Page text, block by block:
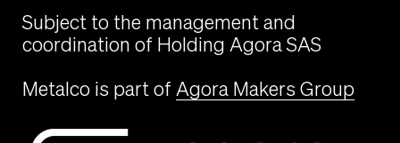
Subject to the management and
coordination of Holding Agora SAS
Metalco is part of Agora Makers Group